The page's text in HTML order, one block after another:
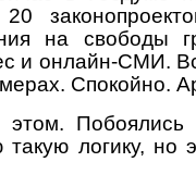
на свободы
и онлайн-СМИ.
Спокойно.
этом.
логику, но